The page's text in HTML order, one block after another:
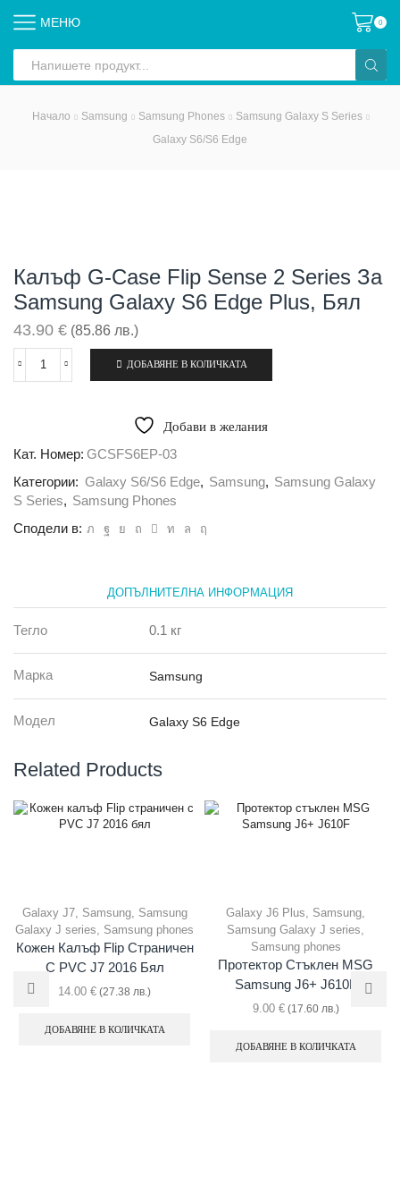
МЕНЮ 0
input
Начало Samsung Samsung Phones
Samsung Galaxy S Series
Galaxy S6/S6 Edge
Калъф G-Case Flip Sense 2 Series За
Samsung Galaxy S6 Edge Plus, Бял
43.90 € (85.86 лв.)
количество
Flip
2
Series
Samsung
Бял
ДОБАВЯНЕ В КОЛИЧКАТА
Добави в желания
Кат. Номер: GCSFS6EP-03
Категории: Galaxy S6/S6 Edge, Samsung, Samsung Galaxy
S Series, Samsung Phones
Сподели в:
ДОПЪЛНИТЕЛНА ИНФОРМАЦИЯ
Тегло 0.1 кг
Марка Samsung
Модел Galaxy S6 Edge
Related Products
Galaxy J7, Samsung, Samsung
Galaxy J series
Samsung phones
Кожен Калъф Flip Страничен
С PVC J7 2016 Бял
14.00 € (27.38 лв.)
ДОБАВЯНЕ В КОЛИЧКАТА
Galaxy J6 Plus Samsung
Samsung Galaxy J series
Samsung phones
Протектор Стъклен MSG
Samsung J6+ J610F
9.00 €(17.60 лв.)
ДОБАВЯНЕ В КОЛИЧКАТА